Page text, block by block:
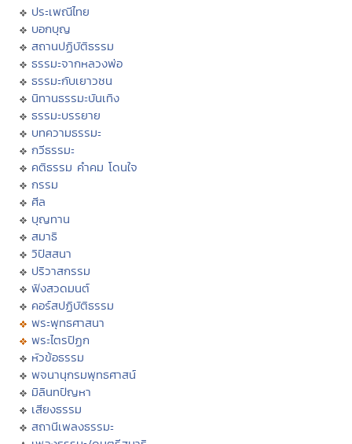
ประเพณีไทย
บอกบุญ
สถานปฏิบัติธรรม
ธรรมะจากหลวงพ่อ
ธรรมะกับเยาวชน
นิทานธรรมะบันเทิง
ธรรมะบรรยาย
บทความธรรมะ
กวีธรรมะ
คติธรรม คำคม โดนใจ
กรรม
ศีล
บุญทาน
สมาธิ
วิปัสสนา
ปริวาสกรรม
ฟังสวดมนต์
คอร์สปฏิบัติธรรม
พระพุทธศาสนา
พระไตรปิฏก
หัวข้อธรรม
พจนานุกรมพุทธศาสน์
มิลินทปัญหา
เสียงธรรม
สถานีเพลงธรรมะ